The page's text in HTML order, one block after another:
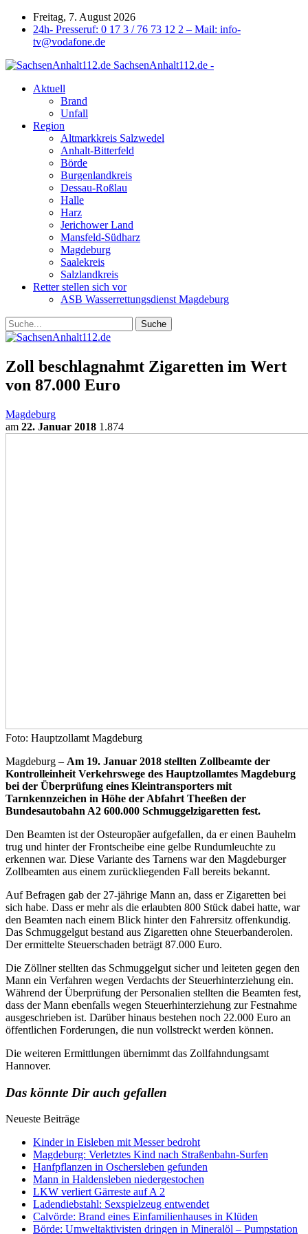
Freitag, 7. August 2026
24h- Presseruf: 0 17 3 / 76 73 12 2 – Mail: info-
tv@vodafone.de
SachsenAnhalt112.de -
Aktuell
Brand
Unfall
Region
Altmarkkreis Salzwedel
Anhalt-Bitterfeld
Börde
Burgenlandkreis
Dessau-Roßlau
Halle
Harz
Jerichower Land
Mansfeld-Südharz
Magdeburg
Saalekreis
Salzlandkreis
Retter stellen sich vor
ASB Wasserrettungsdienst Magdeburg
Zoll beschlagnahmt Zigaretten im Wert
von 87.000 Euro
Magdeburg
am 22. Januar 2018 1.874
Foto: Hauptzollamt Magdeburg
Magdeburg – Am 19. Januar 2018 stellten Zollbeamte der
Kontrolleinheit Verkehrswege des Hauptzollamtes Magdeburg
bei der Überprüfung eines Kleintransporters mit
Tarnkennzeichen in Höhe der Abfahrt Theeßen der
Bundesautobahn A2 600.000 Schmuggelzigaretten fest.
Den Beamten ist der Osteuropäer aufgefallen, da er einen Bauhelm
trug und hinter der Frontscheibe eine gelbe Rundumleuchte zu
erkennen war. Diese Variante des Tarnens war den Magdeburger
Zollbeamten aus einem zurückliegenden Fall bereits bekannt.
Auf Befragen gab der 27-jährige Mann an, dass er Zigaretten bei
sich habe. Dass er mehr als die erlaubten 800 Stück dabei hatte, war
den Beamten nach einem Blick hinter den Fahrersitz offenkundig.
Das Schmuggelgut bestand aus Zigaretten ohne Steuerbanderolen.
Der ermittelte Steuerschaden beträgt 87.000 Euro.
Die Zöllner stellten das Schmuggelgut sicher und leiteten gegen den
Mann ein Verfahren wegen Verdachts der Steuerhinterziehung ein.
Während der Überprüfung der Personalien stellten die Beamten fest,
dass der Mann ebenfalls wegen Steuerhinterziehung zur Festnahme
ausgeschrieben ist. Darüber hinaus bestehen noch 22.000 Euro an
öffentlichen Forderungen, die nun vollstreckt werden können.
Die weiteren Ermittlungen übernimmt das Zollfahndungsamt
Hannover.
Das könnte Dir auch gefallen
Neueste Beiträge
Kinder in Eisleben mit Messer bedroht
Magdeburg: Verletztes Kind nach Straßenbahn-Surfen
Hanfpflanzen in Oschersleben gefunden
Mann in Haldensleben niedergestochen
LKW verliert Gärreste auf A 2
Ladendiebstahl: Sexspielzeug entwendet
Calvörde: Brand eines Einfamilienhauses in Klüden
Börde: Umweltaktivisten dringen in Mineralöl – Pumpstation